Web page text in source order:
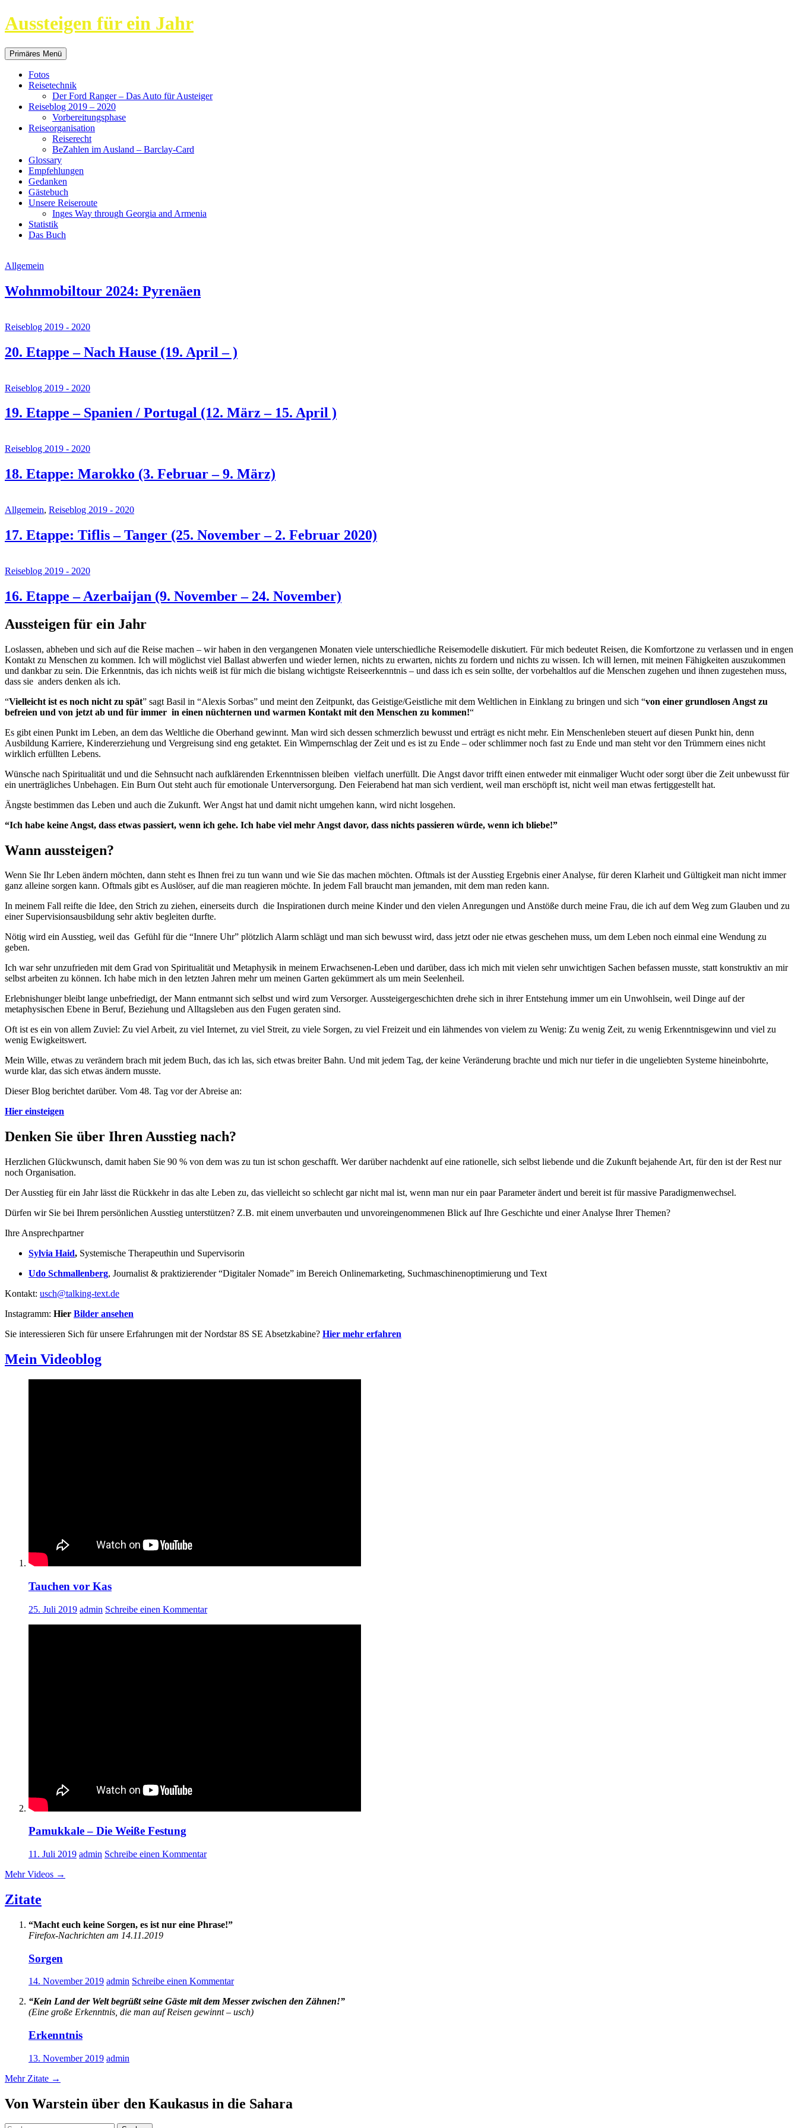
Aussteigen für ein Jahr
Suchen
Primäres Menü Springe
zum
Fotos
Reisetechnik
Der Ford Ranger – Das Auto für Austeiger
Reiseblog 2019 – 2020
Vorbereitungsphase
Reiseorganisation
Reiserecht
BeZahlen im Ausland – Barclay-Card
Glossary
Empfehlungen
Gedanken
Gästebuch
Unsere Reiseroute
Inges Way through Georgia and Armenia
Statistik
Das Buch
Allgemein
Wohnmobiltour 2024: Pyrenäen
Reiseblog 2019 - 2020
20. Etappe – Nach Hause (19. April – )
Reiseblog 2019 - 2020
19. Etappe – Spanien / Portugal (12. März – 15. April )
Reiseblog 2019 - 2020
18. Etappe: Marokko (3. Februar – 9. März)
Allgemein, Reiseblog 2019 - 2020
17. Etappe: Tiflis – Tanger (25. November – 2. Februar 2020)
Reiseblog 2019 - 2020
16. Etappe – Azerbaijan (9. November – 24. November)
Aussteigen für ein Jahr
Loslassen, abheben und sich auf die Reise machen – wir haben in den vergangenen Monaten viele unterschiedliche Reisemodelle diskutiert. Für mich bedeutet Reisen, die Komfortzone zu verlassen und in engen
Kontakt zu Menschen zu kommen. Ich will möglichst viel Ballast abwerfen und wieder lernen, nichts zu erwarten, nichts zu fordern und nichts zu wissen. Ich will lernen, mit meinen Fähigkeiten auszukommen
und dankbar zu sein. Die Erkenntnis, das ich nichts weiß ist für mich die bislang wichtigste Reiseerkenntnis – und dass ich es sein sollte, der vorbehaltlos auf die Menschen zugehen und ihnen zugestehen muss,
dass sie anders denken als ich.
“Vielleicht ist es noch nicht zu spät” sagt Basil in “Alexis Sorbas” und meint den Zeitpunkt, das Geistige/Geistliche mit dem Weltlichen in Einklang zu bringen und sich “von einer grundlosen Angst zu
befreien und von jetzt ab und für immer in einen nüchternen und warmen Kontakt mit den Menschen zu kommen!“
Es gibt einen Punkt im Leben, an dem das Weltliche die Oberhand gewinnt. Man wird sich dessen schmerzlich bewusst und erträgt es nicht mehr. Ein Menschenleben steuert auf diesen Punkt hin, denn
Ausbildung Karriere, Kindererziehung und Vergreisung sind eng getaktet. Ein Wimpernschlag der Zeit und es ist zu Ende – oder schlimmer noch fast zu Ende und man steht vor den Trümmern eines nicht
wirklich erfüllten Lebens.
Wünsche nach Spiritualität und und die Sehnsucht nach aufklärenden Erkenntnissen bleiben vielfach unerfüllt. Die Angst davor trifft einen entweder mit einmaliger Wucht oder sorgt über die Zeit unbewusst für
ein unerträgliches Unbehagen. Ein Burn Out steht auch für emotionale Unterversorgung. Den Feierabend hat man sich verdient, weil man erschöpft ist, nicht weil man etwas fertiggestellt hat.
Ängste bestimmen das Leben und auch die Zukunft. Wer Angst hat und damit nicht umgehen kann, wird nicht losgehen.
“Ich habe keine Angst, dass etwas passiert, wenn ich gehe. Ich habe viel mehr Angst davor, dass nichts passieren würde, wenn ich bliebe!”
Wann aussteigen?
Wenn Sie Ihr Leben ändern möchten, dann steht es Ihnen frei zu tun wann und wie Sie das machen möchten. Oftmals ist der Ausstieg Ergebnis einer Analyse, für deren Klarheit und Gültigkeit man nicht immer
ganz alleine sorgen kann. Oftmals gibt es Auslöser, auf die man reagieren möchte. In jedem Fall braucht man jemanden, mit dem man reden kann.
In meinem Fall reifte die Idee, den Strich zu ziehen, einerseits durch die Inspirationen durch meine Kinder und den vielen Anregungen und Anstöße durch meine Frau, die ich auf dem Weg zum Glauben und zu
einer Supervisionsausbildung sehr aktiv begleiten durfte.
Nötig wird ein Ausstieg, weil das Gefühl für die “Innere Uhr” plötzlich Alarm schlägt und man sich bewusst wird, dass jetzt oder nie etwas geschehen muss, um dem Leben noch einmal eine Wendung zu
geben.
Ich war sehr unzufrieden mit dem Grad von Spiritualität und Metaphysik in meinem Erwachsenen-Leben und darüber, dass ich mich mit vielen sehr unwichtigen Sachen befassen musste, statt konstruktiv an mir
selbst arbeiten zu können. Ich habe mich in den letzten Jahren mehr um meinen Garten gekümmert als um mein Seelenheil.
Erlebnishunger bleibt lange unbefriedigt, der Mann entmannt sich selbst und wird zum Versorger. Aussteigergeschichten drehe sich in ihrer Entstehung immer um ein Unwohlsein, weil Dinge auf der
metaphysischen Ebene in Beruf, Beziehung und Alltagsleben aus den Fugen geraten sind.
Oft ist es ein von allem Zuviel: Zu viel Arbeit, zu viel Internet, zu viel Streit, zu viele Sorgen, zu viel Freizeit und ein lähmendes von vielem zu Wenig: Zu wenig Zeit, zu wenig Erkenntnisgewinn und viel zu
wenig Ewigkeitswert.
Mein Wille, etwas zu verändern brach mit jedem Buch, das ich las, sich etwas breiter Bahn. Und mit jedem Tag, der keine Veränderung brachte und mich nur tiefer in die ungeliebten Systeme hineinbohrte,
wurde klar, das sich etwas ändern musste.
Dieser Blog berichtet darüber. Vom 48. Tag vor der Abreise an:
Hier einsteigen
Denken Sie über Ihren Ausstieg nach?
Herzlichen Glückwunsch, damit haben Sie 90 % von dem was zu tun ist schon geschafft. Wer darüber nachdenkt auf eine rationelle, sich selbst liebende und die Zukunft bejahende Art, für den ist der Rest nur
noch Organisation.
Der Ausstieg für ein Jahr lässt die Rückkehr in das alte Leben zu, das vielleicht so schlecht gar nicht mal ist, wenn man nur ein paar Parameter ändert und bereit ist für massive Paradigmenwechsel.
Dürfen wir Sie bei Ihrem persönlichen Ausstieg unterstützen? Z.B. mit einem unverbauten und unvoreingenommenen Blick auf Ihre Geschichte und einer Analyse Ihrer Themen?
Ihre Ansprechpartner
Sylvia Haid, Systemische Therapeuthin und Supervisorin
Udo Schmallenberg, Journalist & praktizierender “Digitaler Nomade” im Bereich Onlinemarketing, Suchmaschinenoptimierung und Text
Kontakt: usch@talking-text.de
Instagramm: Hier Bilder ansehen
Sie interessieren Sich für unsere Erfahrungen mit der Nordstar 8S SE Absetzkabine? Hier mehr erfahren
Mein Videoblog
Tauchen vor Kas
25. Juli 2019 admin Schreibe einen Kommentar
Pamukkale – Die Weiße Festung
11. Juli 2019 admin Schreibe einen Kommentar
Mehr Videos →
Zitate
“Macht euch keine Sorgen, es ist nur eine Phrase!”
Firefox-Nachrichten am 14.11.2019
Sorgen
14. November 2019 admin Schreibe einen Kommentar
“Kein Land der Welt begrüßt seine Gäste mit dem Messer zwischen den Zähnen!”
(Eine große Erkenntnis, die man auf Reisen gewinnt – usch)
Erkenntnis
13. November 2019 admin
Mehr Zitate →
Von Warstein über den Kaukasus in die Sahara